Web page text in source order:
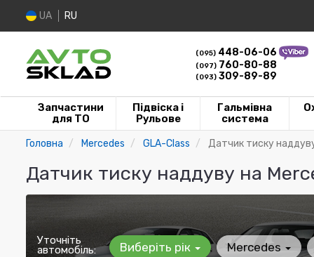
UA RU
(095) 448-06-06
(097) 760-80-88
(093) 309-89-89
Запчастини
для ТО
Підвіска і
Рульове
Гальмівна
система
Головна Mercedes GLA-Class Датчик тиску
Датчик тиску наддуву на
Уточніть
автомобіль: Виберіть рік Mercedes